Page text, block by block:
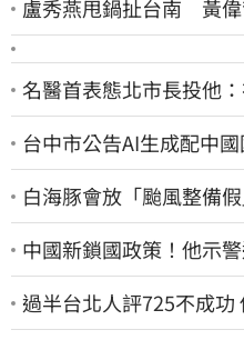
盧秀燕甩鍋扯台南 黃
名醫首表態北市長投他
台中市公告AI生成配中
白海豚會放「颱風整備
中國新鎖國政策！他示
過半台北人評725不成功